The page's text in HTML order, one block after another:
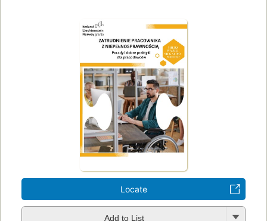
Locate
Add to List